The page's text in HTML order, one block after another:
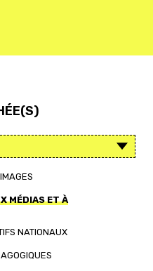
MÉDIAS ET À
NATIONAUX